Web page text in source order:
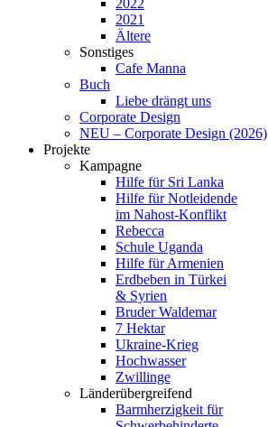
2022
2021
Ältere
Sonstiges
Cafe Manna
Buch
Liebe drängt uns
Corporate Design
NEU – Corporate Design (2026)
Projekte
Kampagne
Hilfe für Sri Lanka
Hilfe für Notleidende
im Nahost-Konflikt
Rebecca
Schule Uganda
Hilfe für Armenien
Erdbeben in Türkei
& Syrien
Bruder Waldemar
7 Hektar
Ukraine-Krieg
Hochwasser
Zwillinge
Länderübergreifend
Barmherzigkeit für